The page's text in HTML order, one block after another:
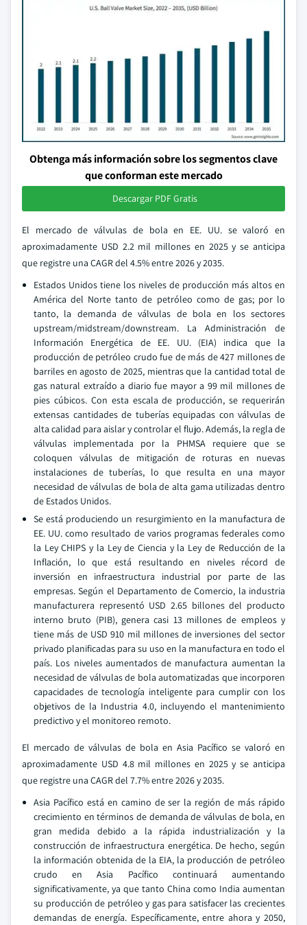
Obtenga más información sobre los segmentos clave
que conforman este mercado
Descargar PDF Gratis
El mercado de válvulas de bola en EE. UU. se valoró en
aproximadamente USD 2.2 mil millones en 2025 y se anticipa
que registre una CAGR del 4.5% entre 2026 y 2035.
Estados Unidos tiene los niveles de producción más altos en
América del Norte tanto de petróleo como de gas; por lo
tanto, la demanda de válvulas de bola en los sectores
upstream/midstream/downstream. La Administración de
Información Energética de EE. UU. (EIA) indica que la
producción de petróleo crudo fue de más de 427 millones de
barriles en agosto de 2025, mientras que la cantidad total de
gas natural extraído a diario fue mayor a 99 mil millones de
pies cúbicos. Con esta escala de producción, se requerirán
extensas cantidades de tuberías equipadas con válvulas de
alta calidad para aislar y controlar el flujo. Además, la regla de
válvulas implementada por la PHMSA requiere que se
coloquen válvulas de mitigación de roturas en nuevas
instalaciones de tuberías, lo que resulta en una mayor
necesidad de válvulas de bola de alta gama utilizadas dentro
de Estados Unidos.
Se está produciendo un resurgimiento en la manufactura de
EE. UU. como resultado de varios programas federales como
la Ley CHIPS y la Ley de Ciencia y la Ley de Reducción de la
Inflación, lo que está resultando en niveles récord de
inversión en infraestructura industrial por parte de las
empresas. Según el Departamento de Comercio, la industria
manufacturera representó USD 2.65 billones del producto
interno bruto (PIB), genera casi 13 millones de empleos y
tiene más de USD 910 mil millones de inversiones del sector
privado planificadas para su uso en la manufactura en todo el
país. Los niveles aumentados de manufactura aumentan la
necesidad de válvulas de bola automatizadas que incorporen
capacidades de tecnología inteligente para cumplir con los
objetivos de la Industria 4.0, incluyendo el mantenimiento
predictivo y el monitoreo remoto.
El mercado de válvulas de bola en Asia Pacífico se valoró en
aproximadamente USD 4.8 mil millones en 2025 y se anticipa
que registre una CAGR del 7.7% entre 2026 y 2035.
Asia Pacífico está en camino de ser la región de más rápido
crecimiento en términos de demanda de válvulas de bola, en
gran medida debido a la rápida industrialización y la
construcción de infraestructura energética. De hecho, según
la información obtenida de la EIA, la producción de petróleo
crudo en Asia Pacífico continuará aumentando
significativamente, ya que tanto China como India aumentan
su producción de petróleo y gas para satisfacer las crecientes
demandas de energía. Específicamente, entre ahora y 2050,